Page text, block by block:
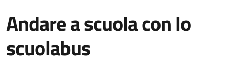
Andare a scuola con lo
scuolabus